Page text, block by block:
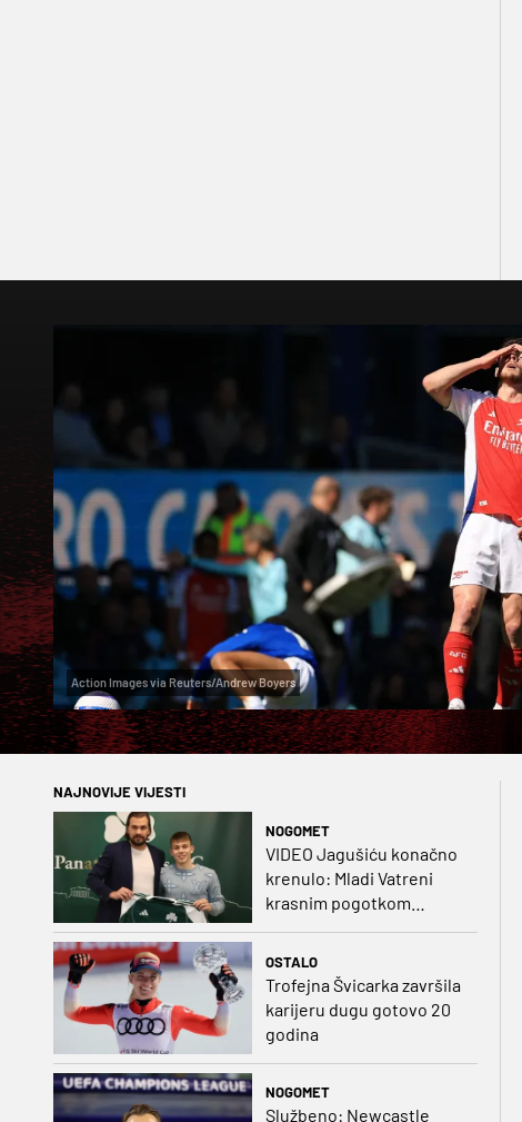
Action Images via Reuters/Andrew Boyers
NAJNOVIJE VIJESTI
NOGOMET
VIDEO Jagušiću konačno
krenulo: Mladi Vatreni
krasnim pogotkom
potvrdio sjajnu formu
OSTALO
Trofejna Švicarka završila
karijeru dugu gotovo 20
godina
NOGOMET
Službeno: Newcastle